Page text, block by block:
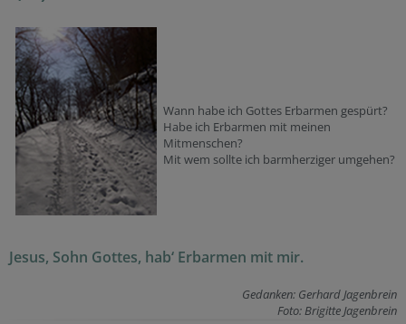
Wann habe ich Gottes Erbarmen gespürt?
Habe ich Erbarmen mit meinen
Mitmenschen?
Mit wem sollte ich barmherziger umgehen?
Jesus, Sohn Gottes, hab‘ Erbarmen mit mir.
Gedanken: Gerhard Jagenbrein
Foto: Brigitte Jagenbrein